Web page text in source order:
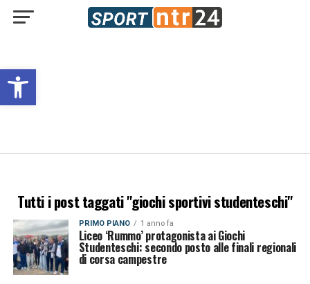
Open toolbar
Tutti i post taggati "giochi sportivi studenteschi"
PRIMO PIANO 1 anno fa
Liceo ‘Rummo’ protagonista ai Giochi
Studenteschi: secondo posto alle finali regionali
di corsa campestre